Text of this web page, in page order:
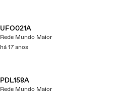
UFO021A
Rede Mundo Maior
há 17 anos
PDL158A
Rede Mundo Maior